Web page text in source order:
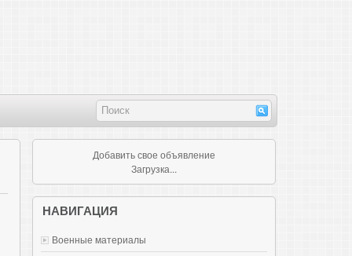
Добавить свое объявление
Загрузка...
НАВИГАЦИЯ
Военные материалы